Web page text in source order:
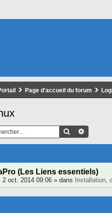
Page d'accueil du forum
Rechercher
(Les Liens essentiels)
2 oct. 2014 09:06 » dans Installation,